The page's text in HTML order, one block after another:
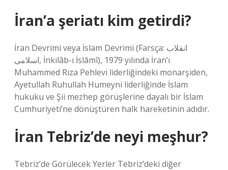
İran’a şeriatı kim getirdi?
İran Devrimi veya İslam Devrimi (Farsça: انقلاب
اسلامی, İnkılâb-ı İslâmî), 1979 yılında İran’ı
Muhammed Rıza Pehlevi liderliğindeki monarşiden,
Ayetullah Ruhullah Humeyni liderliğinde İslam
hukuku ve Şii mezhep görüşlerine dayalı bir İslam
Cumhuriyeti’ne dönüştüren halk hareketinin adıdır.
İran Tebriz’de neyi meşhur?
Tebriz’de Görülecek Yerler Tebriz’deki diğer